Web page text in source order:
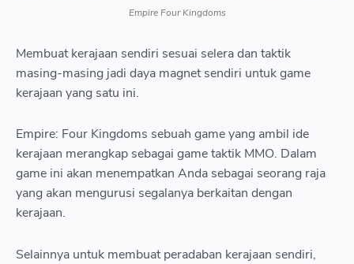
cukup menganakemaskan mata, dan kontrol permainan yang
">12 Infinity Kingdom table align center cellpadding 0
margin left auto margin right auto tbody tr td style text align
googleusercontent com img b R29vZ2xl
s1046 12 png style margin left auto margin right auto img alt
height 579 data original width 1046 height 354 src https
R29vZ2xl
OT DnozOeRH QDCvmt1JcDgBV3OR WyoMCTgFysACw
w640 h354 rw 12 png title Infinity Kingdom width 640 a td tr tr
Empire Four Kingdoms
Membuat kerajaan sendiri sesuai selera dan taktik
masing-masing jadi daya magnet sendiri untuk game
kerajaan yang satu ini.
Empire: Four Kingdoms sebuah game yang ambil ide
kerajaan merangkap sebagai game taktik MMO. Dalam
game ini akan menempatkan Anda sebagai seorang raja
yang akan mengurusi segalanya berkaitan dengan
kerajaan.
Selainnya untuk membuat peradaban kerajaan sendiri,